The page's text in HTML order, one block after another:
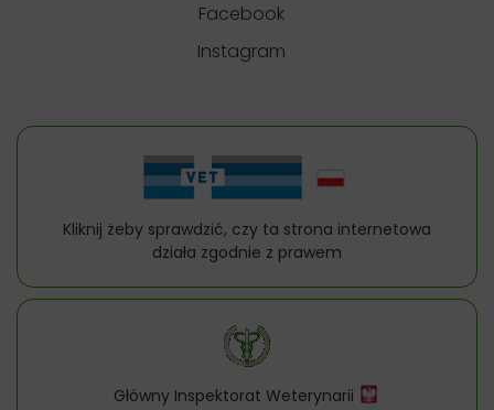
Facebook
Instagram
Kliknij żeby sprawdzić, czy ta strona internetowa
działa zgodnie z prawem
Główny Inspektorat Weterynarii